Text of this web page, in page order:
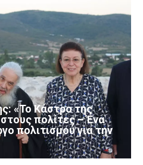
«Το Κάστρο της
πολίτες – Ένα
πολιτισμού για την